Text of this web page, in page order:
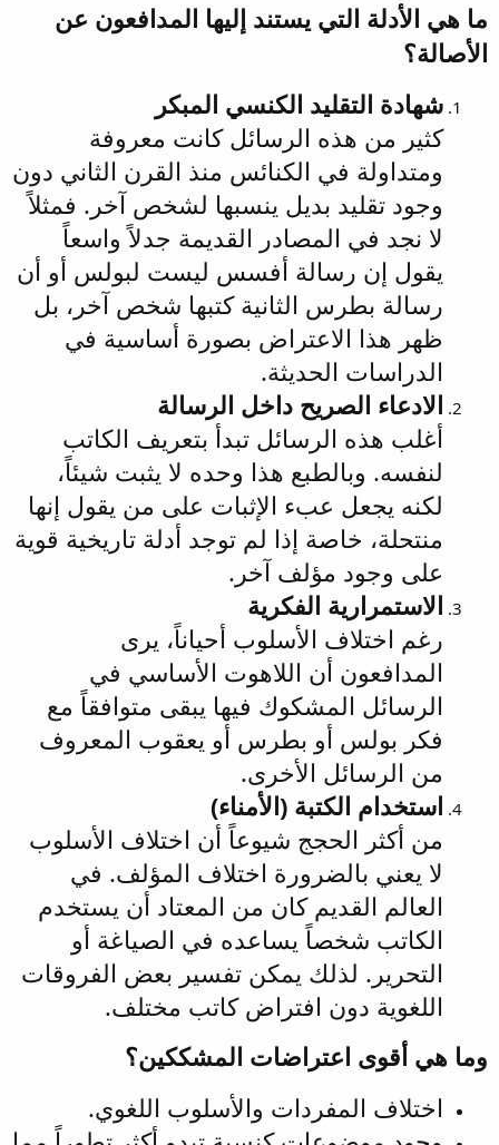
ما هي الأدلة التي يستند إليها المدافعون عن
الأصالة؟
شهادة التقليد الكنسي المبكر
كثير من هذه الرسائل كانت معروفة
ومتداولة في الكنائس منذ القرن الثاني دون
وجود تقليد بديل ينسبها لشخص آخر. فمثلاً
لا نجد في المصادر القديمة جدلاً واسعاً
يقول إن رسالة أفسس ليست لبولس أو أن
رسالة بطرس الثانية كتبها شخص آخر، بل
ظهر هذا الاعتراض بصورة أساسية في
الدراسات الحديثة.
الادعاء الصريح داخل الرسالة
أغلب هذه الرسائل تبدأ بتعريف الكاتب
لنفسه. وبالطبع هذا وحده لا يثبت شيئاً،
لكنه يجعل عبء الإثبات على من يقول إنها
منتحلة، خاصة إذا لم توجد أدلة تاريخية قوية
على وجود مؤلف آخر.
الاستمرارية الفكرية
رغم اختلاف الأسلوب أحياناً، يرى
المدافعون أن اللاهوت الأساسي في
الرسائل المشكوك فيها يبقى متوافقاً مع
فكر بولس أو بطرس أو يعقوب المعروف
من الرسائل الأخرى.
استخدام الكتبة (الأمناء)
من أكثر الحجج شيوعاً أن اختلاف الأسلوب
لا يعني بالضرورة اختلاف المؤلف. في
العالم القديم كان من المعتاد أن يستخدم
الكاتب شخصاً يساعده في الصياغة أو
التحرير. لذلك يمكن تفسير بعض الفروقات
اللغوية دون افتراض كاتب مختلف.
وما هي أقوى اعتراضات المشككين؟
اختلاف المفردات والأسلوب اللغوي.